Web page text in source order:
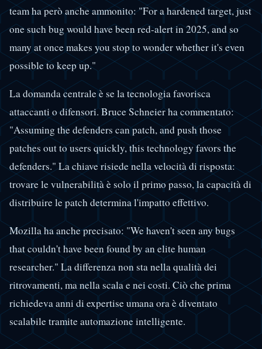
team ha però anche ammonito: "For a hardened target, just
one such bug would have been red-alert in 2025, and so
many at once makes you stop to wonder whether it's even
possible to keep up."
La domanda centrale è se la tecnologia favorisca
attaccanti o difensori. Bruce Schneier ha commentato:
"Assuming the defenders can patch, and push those
patches out to users quickly, this technology favors the
defenders." La chiave risiede nella velocità di risposta:
trovare le vulnerabilità è solo il primo passo, la capacità di
distribuire le patch determina l'impatto effettivo.
Mozilla ha anche precisato: "We haven't seen any bugs
that couldn't have been found by an elite human
researcher." La differenza non sta nella qualità dei
ritrovamenti, ma nella scala e nei costi. Ciò che prima
richiedeva anni di expertise umana ora è diventato
scalabile tramite automazione intelligente.